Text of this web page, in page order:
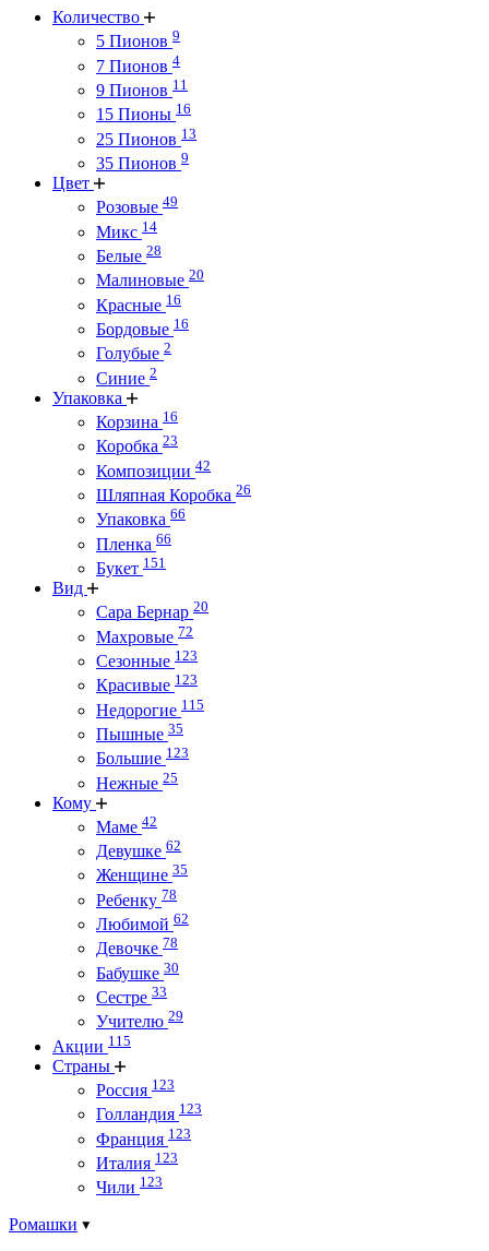
Количество
5 Пионов 9
7 Пионов 4
9 Пионов 11
15 Пионы 16
25 Пионов 13
35 Пионов 9
Цвет
Розовые 49
Микс 14
Белые 28
Малиновые 20
Красные 16
Бордовые 16
Голубые 2
Синие 2
Упаковка
Корзина 16
Коробка 23
Композиции 42
Шляпная Коробка 26
Упаковка 66
Пленка 66
Букет 151
Вид
Сара Бернар 20
Махровые 72
Сезонные 123
Красивые 123
Недорогие 115
Пышные 35
Большие 123
Нежные 25
Кому
Маме 42
Девушке 62
Женщине 35
Ребенку 78
Любимой 62
Девочке 78
Бабушке 30
Сестре 33
Учителю 29
Акции 115
Страны
Россия 123
Голландия 123
Франция 123
Италия 123
Чили 123
Ромашки